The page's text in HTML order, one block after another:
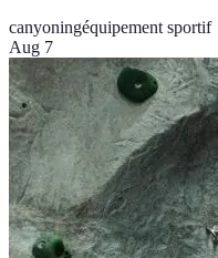
canyoningéquipement sportif
Aug 7